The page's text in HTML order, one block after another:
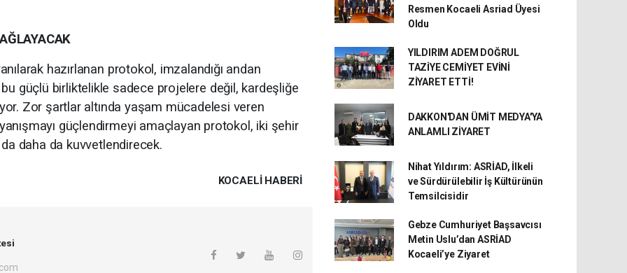
hazırlanan protokol, imzalandığı andan
güçlü birliktelikle sadece projelere değil, kardeşliğe
Zor şartlar altında yaşam mücadelesi veren
güçlendirmeyi amaçlayan protokol, iki şehir
daha da kuvvetlendirecek.
KOCAELI HABERİ
Resmen Kocaeli Asriad Üyesi
Oldu
YILDIRIM ADEM DOĞRUL
TAZİYE CEMİYET EVİNİ
ZİYARET ETTİ!
DAKKON'DAN ÜMİT MEDYA'YA
ANLAMLI ZİYARET
Nihat Yıldırım: ASRİAD, İlkeli
ve Sürdürülebilir İş Kültürünün
Temsilcisidir
Gebze Cumhuriyet Başsavcısı
Metin Uslu’dan ASRİAD
Kocaeli’ye Ziyaret